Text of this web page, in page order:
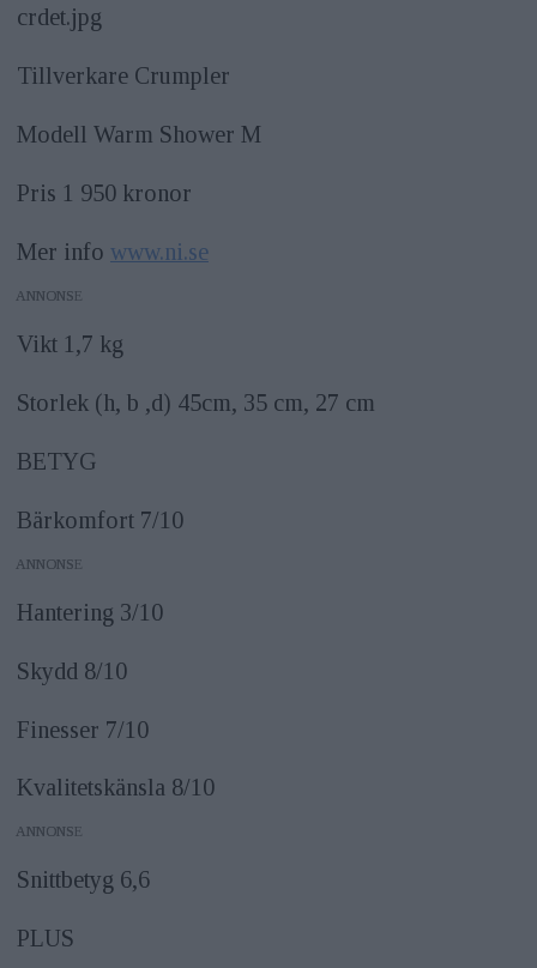
crdet.jpg
Tillverkare Crumpler
Modell Warm Shower M
Pris 1 950 kronor
Mer info www.ni.se
ANNONS
Vikt 1,7 kg
Storlek (h, b ,d) 45cm, 35 cm, 27 cm
BETYG
Bärkomfort 7/10
ANNONS
Hantering 3/10
Skydd 8/10
Finesser 7/10
Kvalitetskänsla 8/10
ANNONS
Snittbetyg 6,6
PLUS